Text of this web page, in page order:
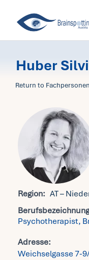
Huber
Return to
Region: AT –
Psychotherapist,
Adresse:
Weichselgasse 7-